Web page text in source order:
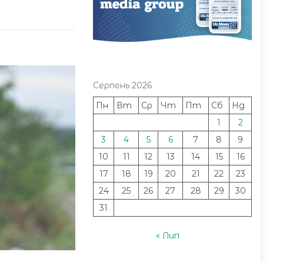
Серпень 2026
Пн
Вт Ср Чт Пт Сб
Нд
1
2
3
4 5 6 7 8
9
10
11 12 13 14 15
16
17
18 19 20 21 22
23
24
25 26 27 28 29
30
31
« Лип